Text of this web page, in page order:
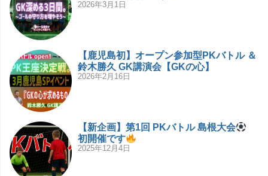
2026年3月1日
【鹿児島初】オープン参加型PKバトル ＆
鈴木勝久 GK講演会【GKの心】
2026年2月16日
【新企画】第1回 PKバトル 島根大会
初開催です
2025年12月4日